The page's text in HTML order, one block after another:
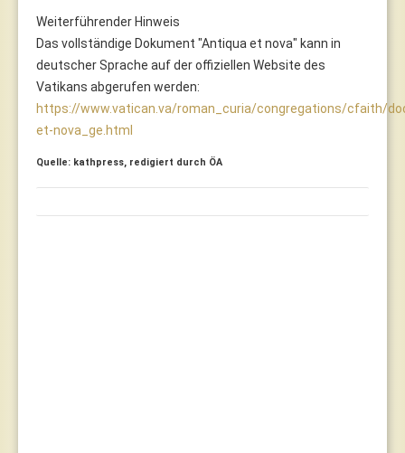
Weiterführender Hinweis
Das vollständige Dokument "Antiqua et nova" kann in
deutscher Sprache auf der offiziellen Website des
Vatikans abgerufen werden:
https://www.vatican.va/roman_curia/congregations/cfaith/
et-nova_ge.html
Quelle: kathpress, redigiert durch ÖA